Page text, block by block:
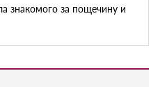
знакомого за пощечину и